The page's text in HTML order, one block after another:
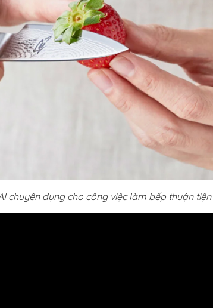
chuyên dụng cho công việc làm bếp thuận tiện